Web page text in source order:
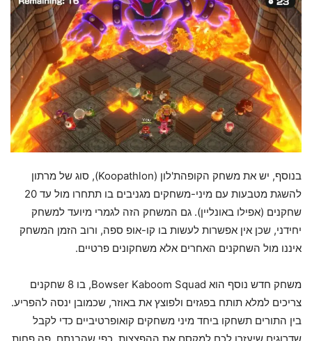
בנוסף, יש את משחק הקופהת'לון (Koopathlon), סוג של מרתון
להשגת מטבעות עם מיני-משחקים מגניבים בו תתחרו מול עד 20
שחקנים (אפילו באונליין). גם המשחק הזה לגמרי מיועד למשחק
יחידני, שכן אין אפשרות לעשות בו קו-אופ ספה, ורוב הזמן המשחק
איננו מול השחקנים האחרים אלא משחקונים פרטיים.
משחק חדש נוסף הוא Bowser Kaboom Squad, בו 8 שחקנים
צריכים למלא תותח בפגזים ולפוצץ את באוזר, שכמובן ינסה להפריע.
בין התורים תשחקו ביחד מיני משחקים קואופרטיביים כדי לקבל